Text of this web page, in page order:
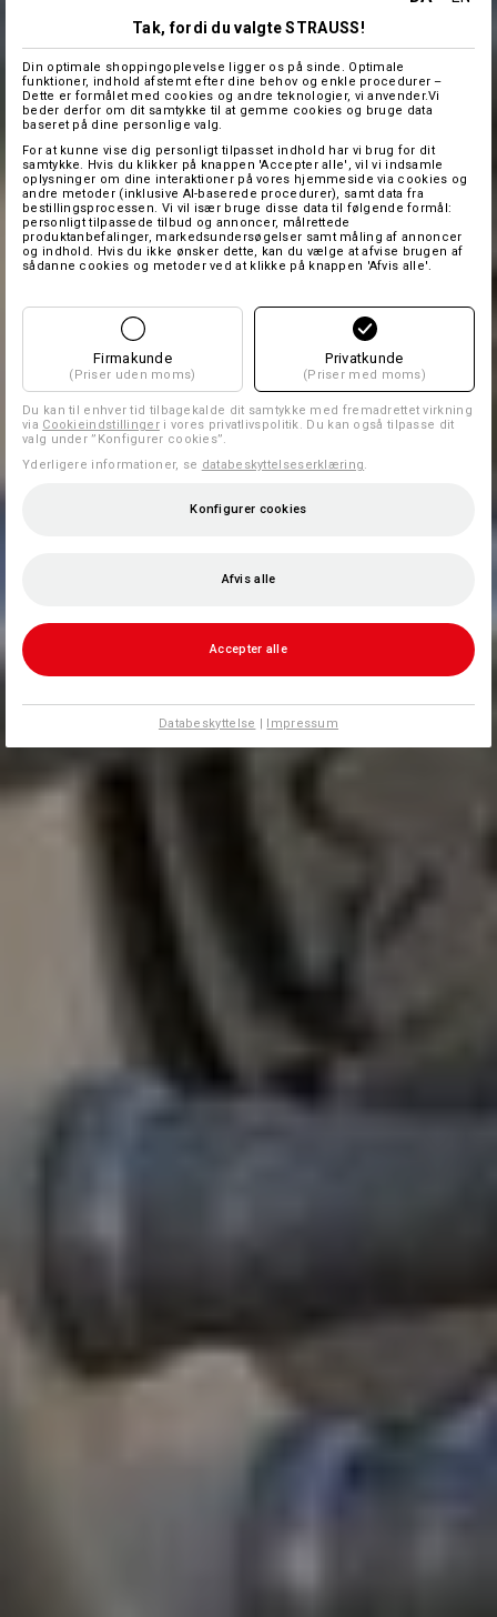
Tak, fordi du valgte STRAUSS!
Din optimale shoppingoplevelse ligger os på sinde. Optimale
funktioner, indhold afstemt efter dine behov og enkle procedurer –
Dette er formålet med cookies og andre teknologier, vi anvender.Vi
beder derfor om dit samtykke til at gemme cookies og bruge data
baseret på dine personlige valg.
For at kunne vise dig personligt tilpasset indhold har vi brug for dit
samtykke. Hvis du klikker på knappen 'Accepter alle', vil vi indsamle
oplysninger om dine interaktioner på vores hjemmeside via cookies og
andre metoder (inklusive AI-baserede procedurer), samt data fra
bestillingsprocessen. Vi vil især bruge disse data til følgende formål:
personligt tilpassede tilbud og annoncer, målrettede
produktanbefalinger, markedsundersøgelser samt måling af annoncer
og indhold. Hvis du ikke ønsker dette, kan du vælge at afvise brugen af
sådanne cookies og metoder ved at klikke på knappen 'Afvis alle'.
Firmakunde
(Priser uden moms)
Privatkunde
(Priser med moms)
Du kan til enhver tid tilbagekalde dit samtykke med fremadrettet virkning
via Cookieindstillingeri vores privatlivspolitik. Du kan også tilpasse dit
valg under ”Konfigurer cookies”.
Yderligere informationer, se databeskyttelseserklæring.
Konfigurer cookies
Afvis alle
Accepter alle
Databeskyttelse | Impressum